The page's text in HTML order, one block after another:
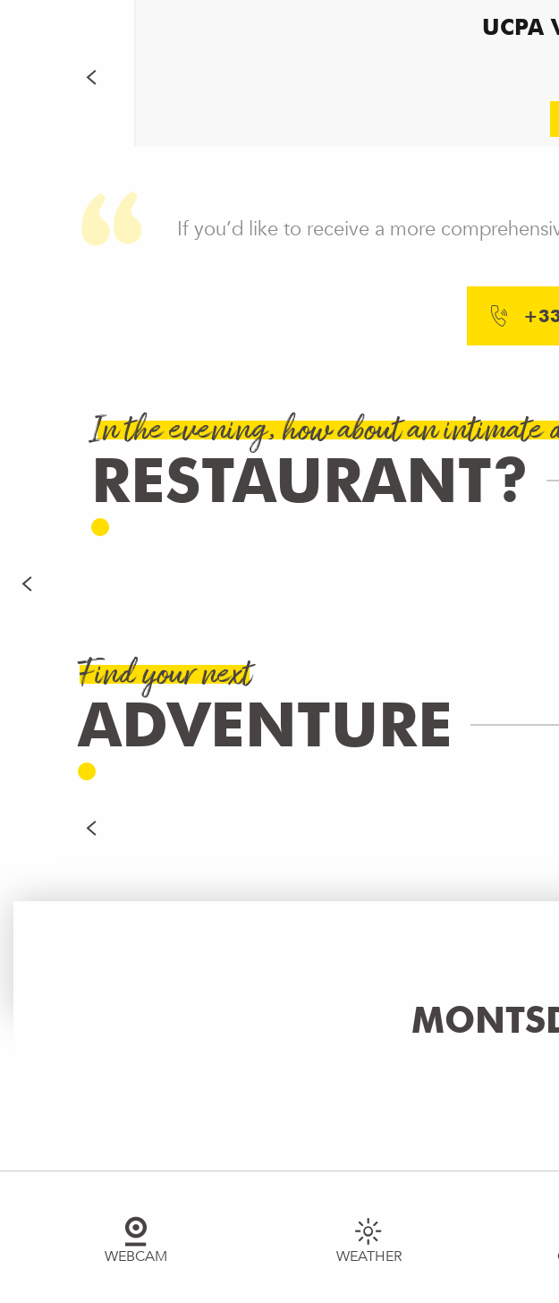
UCPA
If you’d like to receive a more
In the evening, how about an intimate
RESTAURANT?
LES
Find your next
ADVENTURE
WEBCAM WEATHER